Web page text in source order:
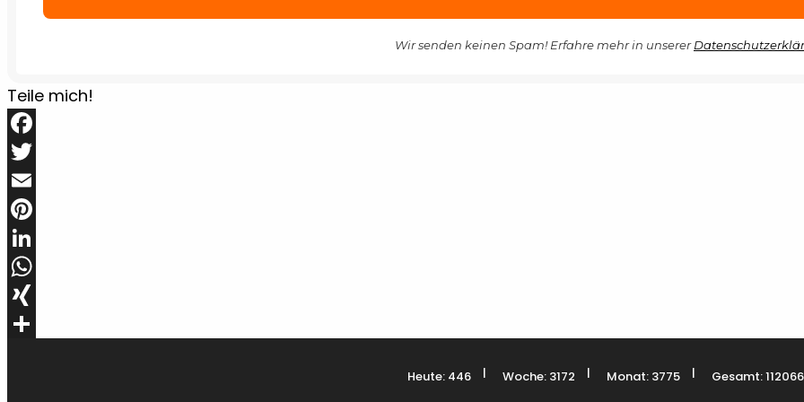
Wir senden keinen Spam! Erfahre mehr in unserer
Teile mich!
Facebook
Twitter
Email
Pinterest
LinkedIn
WhatsApp
XING
Heute: 446 | Woche: 3172 | Monat: 3775 | Gesamt: 112066